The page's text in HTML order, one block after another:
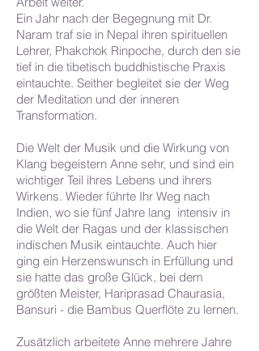
Ein Jahr nach der Begegnung mit Dr.
Naram traf sie in Nepal ihren spirituellen
Lehrer, Phakchok Rinpoche, durch den sie
tief in die tibetisch buddhistische Praxis
eintauchte. Seither begleitet sie der Weg
der Meditation und der inneren
Transformation.
Die Welt der Musik und die Wirkung von
Klang begeistern Anne sehr, und sind ein
wichtiger Teil ihres Lebens und ihrers
Wirkens. Wieder führte Ihr Weg nach
Indien, wo sie fünf Jahre lang intensiv in
die Welt der Ragas und der klassischen
indischen Musik eintauchte. Auch hier
ging ein Herzenswunsch in Erfüllung und
sie hatte das große Glück, bei dem
größten Meister, Hariprasad Chaurasia,
Bansuri - die Bambus Querflöte zu lernen.
Zusätzlich arbeitete Anne mehrere Jahre